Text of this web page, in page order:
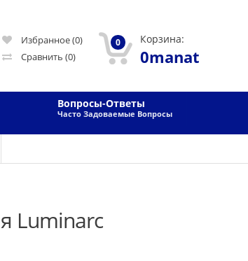
Избранное (0)
Сравнить (0)
0 Корзина:
0manat
Вопросы-Ответы
Часто Задоваемые Вопросы
Luminarc